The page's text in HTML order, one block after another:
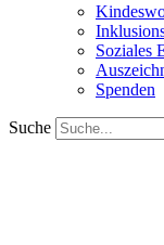
Soziales
Spenden
Suche